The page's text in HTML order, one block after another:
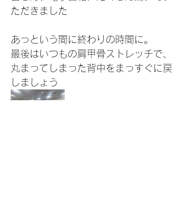
ただきました
あっという間に終わりの時間に。
最後はいつもの肩甲骨ストレッチで、
丸まってしまった背中をまっすぐに戻
しましょう